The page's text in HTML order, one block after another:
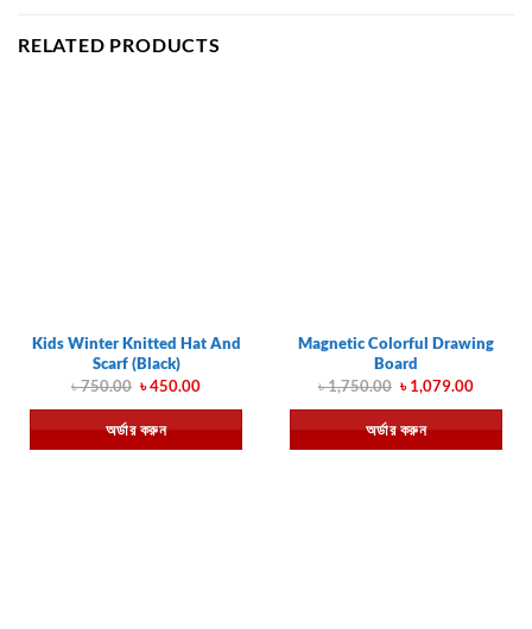
RELATED PRODUCTS
Kids Winter Knitted Hat And
Scarf (Black)
৳750.00 Original
was:
৳ 750.00.
৳450.00Current
is:
৳ 450.00.
অর্ডার করুন
Magnetic Colorful Drawing
Board
৳1,750.00 Original
price
was:
৳ 1,750.00.
৳1,079.00Current
is:
৳
অর্ডার করুন